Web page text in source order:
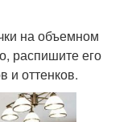
на объемном
распишите его
и оттенков.